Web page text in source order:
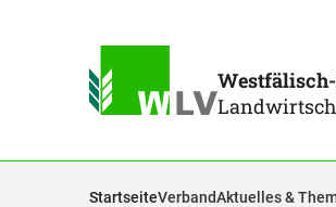
StartseiteVerbandAktuelles &